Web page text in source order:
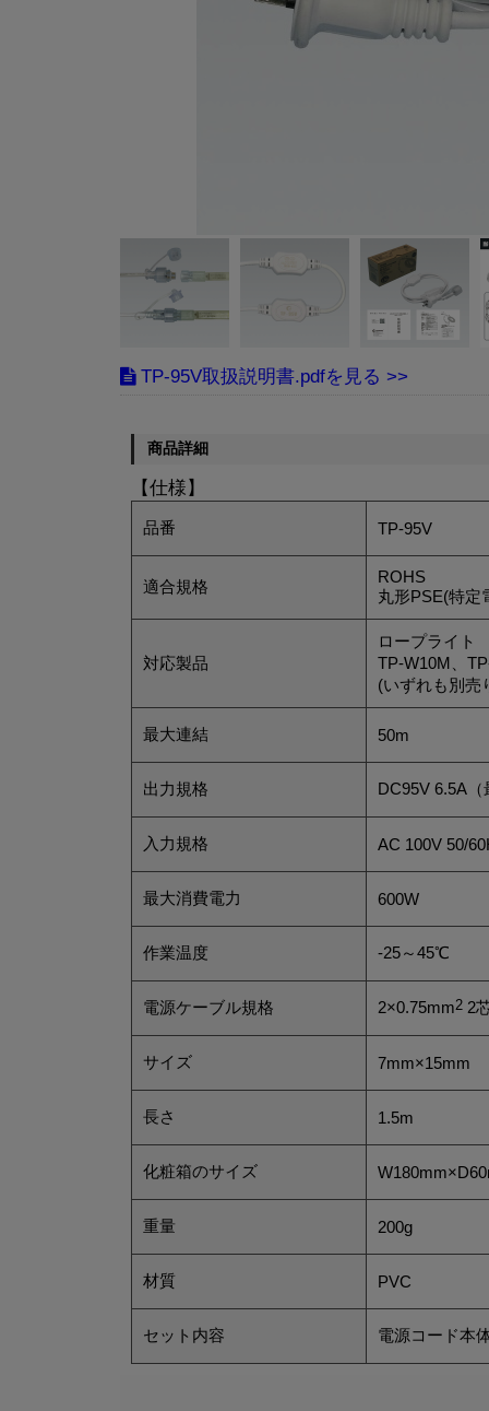
TP-95V取扱説明書.pdf
商品詳細
【仕様】
品番 TP-95V
適合規格
ROHS
丸形PSE(特定
対応製品
ロープライト
TP-W10M、
(いずれも別売
最大連結 50m
出力規格 DC95V 6.5A
入力規格 AC 100V 50/
最大消費電力 600W
作業温度 -25～45℃
電源ケーブル規格 2×0.75mm22
サイズ 7mm×15mm
長さ 1.5m
化粧箱のサイズ
重量 200g
材質 PVC
セット内容 電源コード本